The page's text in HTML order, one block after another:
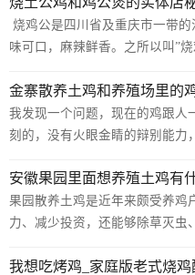
入菜籽油200克烧至四成热，下
克，待香味溢出后下入土鸡块
水分收干，放入八角1个、桂皮1
下入八成热混合油炸30秒至表面
克炸至金...
烧鸡公是四川省及重庆市一带
味可口，麻辣鲜香。之所以叫”
土公鸡，肉质鲜美，营养丰富。
杀治净，剁成大块，焯水。2、
老油来烹调，现在这种油脂不允
金寨散养土鸡和养殖场里的
我发现一个问题，现在的鸡跟人
刻的，没有火眼金睛的辩别能力
为它们都穿不同的衣服，长着不
果少了谁，主人一眼就能看出来
短是不同的在人工饲养条件下，
右时，即可考虑淘汰（也可以等
安徽果园里面想养殖土鸡有
果园散养土鸡是近年来颇受养鸡
力、减少投资，还能够除草灭虫
质，并减少疾病，是非常好的选
我想吃烤鸡_家庭版老式烧